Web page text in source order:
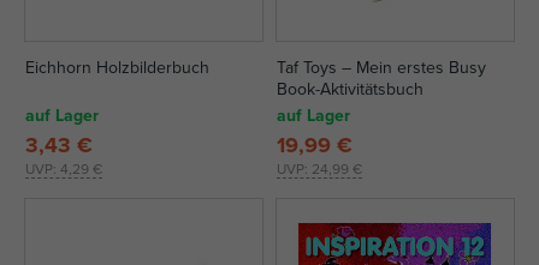
Eichhorn Holzbilderbuch
auf Lager
UVP: 4,29 €
3,43 €
Taf Toys – Mein erstes Busy
Book-Aktivitätsbuch
auf Lager
UVP: 24,99 €
19,99 €